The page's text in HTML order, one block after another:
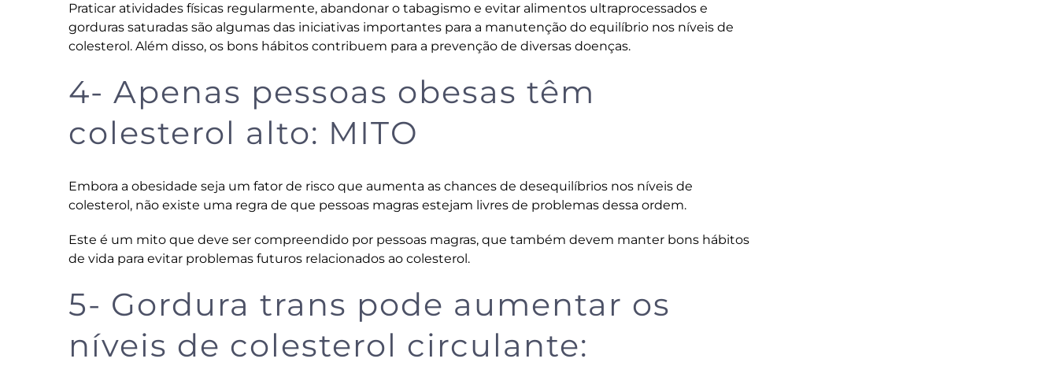
Praticar atividades físicas regularmente, abandonar o tabagismo e evitar alimentos ultraprocessados e
gorduras saturadas são algumas das iniciativas importantes para a manutenção do equilíbrio nos níveis de
colesterol. Além disso, os bons hábitos contribuem para a prevenção de diversas doenças.
4- Apenas pessoas obesas têm
colesterol alto: MITO
Embora a obesidade seja um fator de risco que aumenta as chances de desequilíbrios nos níveis de
colesterol, não existe uma regra de que pessoas magras estejam livres de problemas dessa ordem.
Este é um mito que deve ser compreendido por pessoas magras, que também devem manter bons hábitos
de vida para evitar problemas futuros relacionados ao colesterol.
5- Gordura trans pode aumentar os
níveis de colesterol circulante: